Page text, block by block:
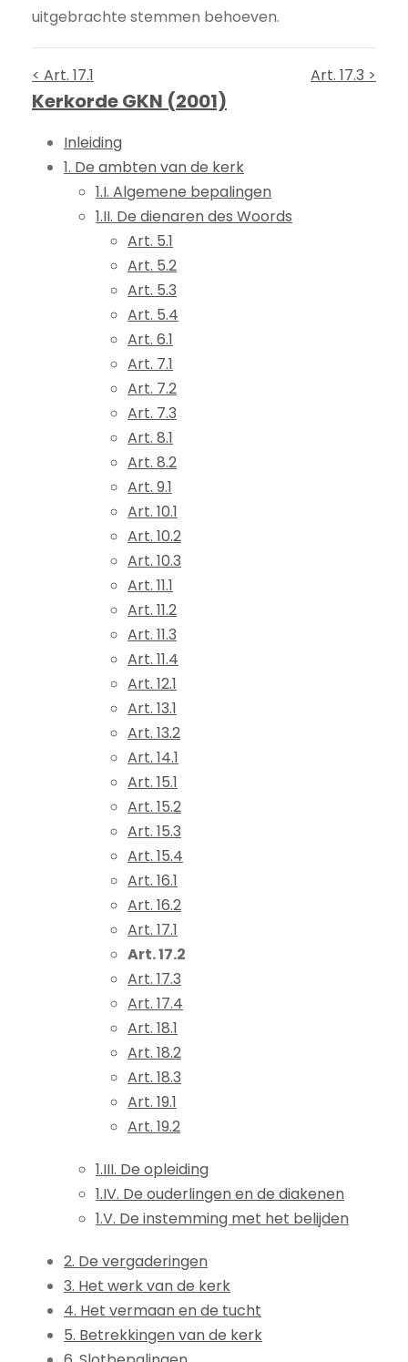
uitgebrachte stemmen behoeven.
< Art. 17.1 Art. 17.3 >
Kerkorde GKN (2001)
Inleiding
1. De ambten van de kerk
1.I. Algemene bepalingen
1.II. De dienaren des Woords
Art. 5.1
Art. 5.2
Art. 5.3
Art. 5.4
Art. 6.1
Art. 7.1
Art. 7.2
Art. 7.3
Art. 8.1
Art. 8.2
Art. 9.1
Art. 10.1
Art. 10.2
Art. 10.3
Art. 11.1
Art. 11.2
Art. 11.3
Art. 11.4
Art. 12.1
Art. 13.1
Art. 13.2
Art. 14.1
Art. 15.1
Art. 15.2
Art. 15.3
Art. 15.4
Art. 16.1
Art. 16.2
Art. 17.1
Art. 17.2
Art. 17.3
Art. 17.4
Art. 18.1
Art. 18.2
Art. 18.3
Art. 19.1
Art. 19.2
1.III. De opleiding
1.IV. De ouderlingen en de diakenen
1.V. De instemming met het belijden
2. De vergaderingen
3. Het werk van de kerk
4. Het vermaan en de tucht
5. Betrekkingen van de kerk